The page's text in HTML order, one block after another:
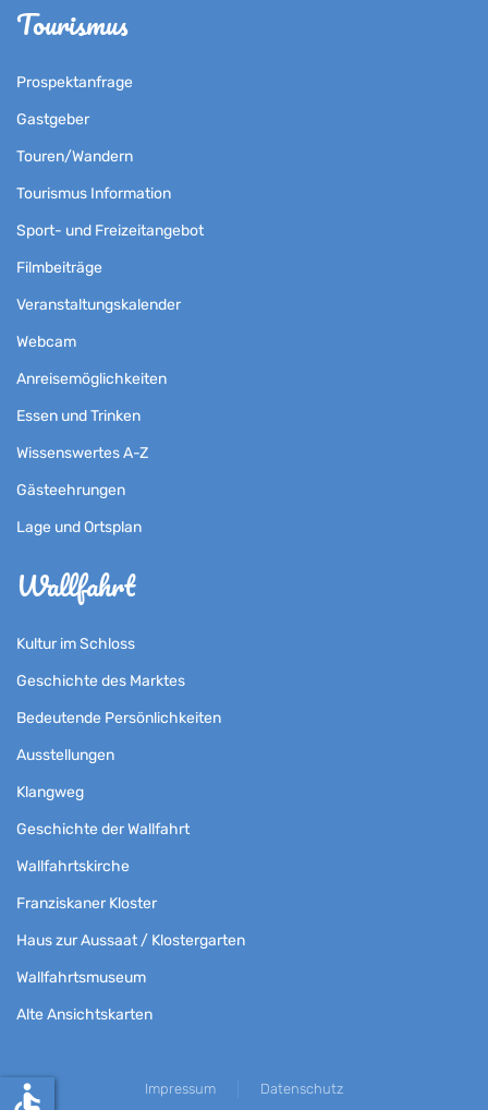
Tourismus
Prospektanfrage
Gastgeber
Touren/Wandern
Tourismus Information
Sport- und Freizeitangebot
Filmbeiträge
Veranstaltungskalender
Webcam
Anreisemöglichkeiten
Essen und Trinken
Wissenswertes A-Z
Gästeehrungen
Lage und Ortsplan
Wallfahrt
Kultur im Schloss
Geschichte des Marktes
Bedeutende Persönlichkeiten
Ausstellungen
Klangweg
Geschichte der Wallfahrt
Wallfahrtskirche
Franziskaner Kloster
Haus zur Aussaat / Klostergarten
Wallfahrtsmuseum
Alte Ansichtskarten
Impressum Datenschutz
accessible